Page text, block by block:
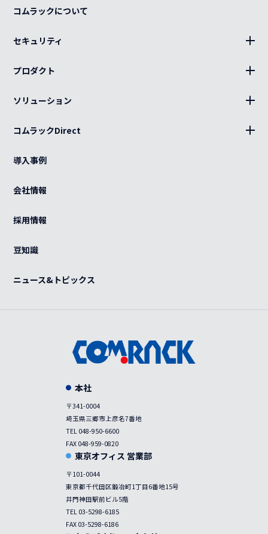
コムラックについて
セキュリティ
プロダクト
キャビネット、部材
分電盤
特注品
OEM
ソリューション
キッティング
熱対策
カスタマイズ
感染症対策
コムラックDirect
カート
ご利用ガイド
導入事例
会社情報
採用情報
豆知識
ニュース&トピックス
本社
〒341-0004
埼玉県三郷市上彦名7番地
TEL 048-950-6600
FAX 048-959-0820
東京オフィス 営業部
〒101-0044
東京都千代田区鍛冶町1丁目6番地15号
井門神田駅前ビル5階
TEL 03-5298-6185
FAX 03-5298-6186